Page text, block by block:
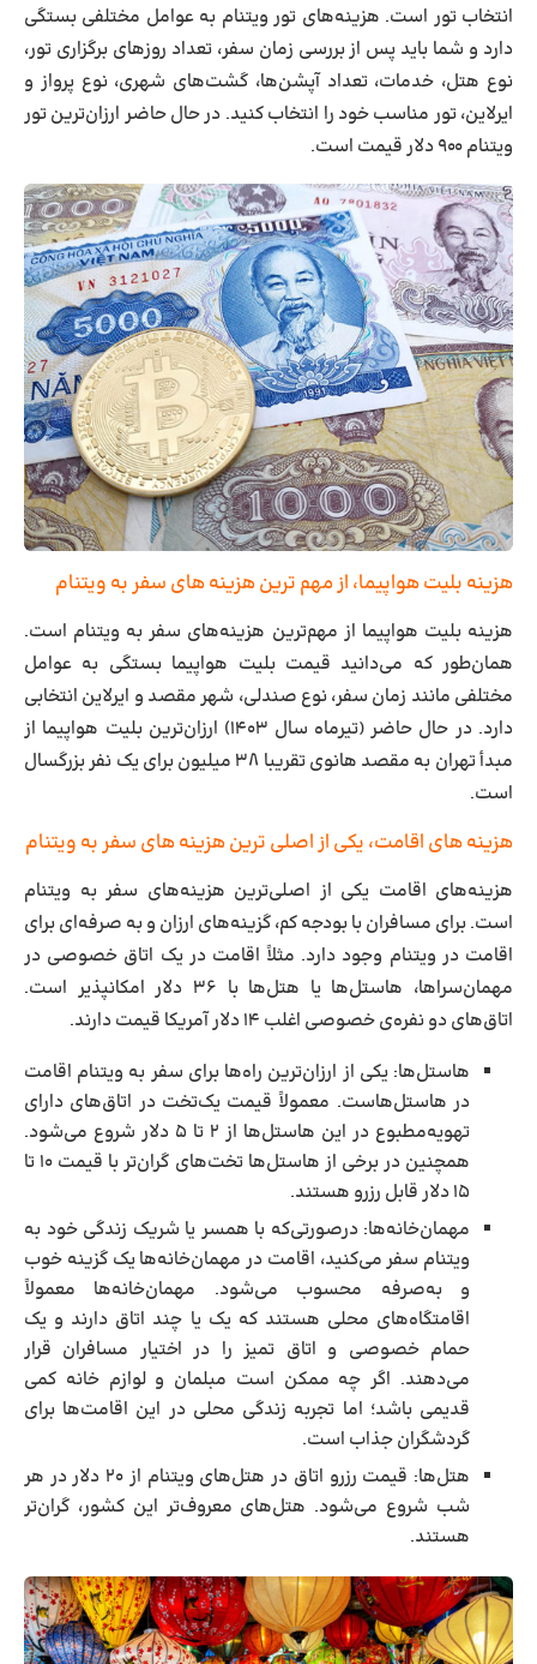
انتخاب تور است. هزینه‌های تور ویتنام به عوامل مختلفی بستگی
دارد و شما باید پس از بررسی زمان سفر، تعداد روزهای برگزاری تور،
نوع هتل، خدمات، تعداد آپشن‌ها، گشت‌های شهری، نوع پرواز و
ایرلاین، تور مناسب خود را انتخاب کنید. در حال حاضر ارزان‌ترین تور
ویتنام ۹۰۰ دلار قیمت است.
هزینه بلیت هواپیما، از مهم‌ ترین هزینه های سفر به ویتنام
هزینه بلیت هواپیما از مهم‌ترین هزینه‌های سفر به ویتنام است.
همان‌طور که می‌دانید قیمت بلیت هواپیما بستگی به عوامل
مختلفی مانند زمان سفر، نوع صندلی، شهر مقصد و ایرلاین انتخابی
دارد. در حال حاضر (تیرماه سال ۱۴۰۳) ارزان‌ترین بلیت هواپیما از
مبدأ تهران به مقصد هانوی تقریبا ۳۸ میلیون برای یک نفر بزرگسال
است.
هزینه های اقامت، یکی از اصلی ‌ترین هزینه های سفر به ویتنام
هزینه‌های اقامت یکی از اصلی‌ترین هزینه‌های سفر به ویتنام
است. برای مسافران با بودجه کم، گزینه‌های ارزان و به صرفه‌ای برای
اقامت در ویتنام وجود دارد. مثلاً اقامت در یک اتاق خصوصی در
مهمان‌سراها، هاستل‌ها یا هتل‌ها با ۳۶ دلار امکانپذیر است.
اتاق‌های دو نفره‌ی خصوصی اغلب ۱۴ دلار آمریکا قیمت دارند.
هاستل‌ها: یکی از ارزان‌ترین راه‌ها برای سفر به ویتنام اقامت
در هاستل‌هاست. معمولاً قیمت یک‌تخت در اتاق‌های دارای
تهویه‌مطبوع در این هاستل‌ها از ۲ تا ۵ دلار شروع می‌شود.
همچنین در برخی از هاستل‌ها تخت‌های گران‌تر با قیمت ۱۰ تا
۱۵ دلار قابل رزرو هستند.
مهمان‌خانه‌ها: درصورتی‌که با همسر یا شریک زندگی خود به
ویتنام سفر می‌کنید، اقامت در مهمان‌خانه‌ها یک گزینه خوب
و به‌صرفه محسوب می‌شود. مهمان‌خانه‌ها معمولاً
اقامتگاه‌های محلی هستند که یک یا چند اتاق دارند و یک
حمام خصوصی و اتاق تمیز را در اختیار مسافران قرار
می‌دهند. اگر چه ممکن است مبلمان و لوازم خانه کمی
قدیمی باشد؛ اما تجربه زندگی محلی در این اقامت‌ها برای
گردشگران جذاب است.
هتل‌ها:
قیمت رزرو اتاق در هتل‌های ویتنام از ۲۰ دلار در هر
شب شروع می‌شود. هتل‌های معروف‌تر این کشور، گران‌تر
هستند.